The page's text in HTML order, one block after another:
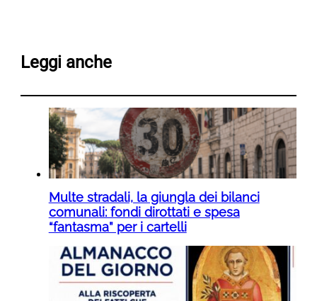
Leggi anche
Multe stradali, la giungla dei bilanci
comunali: fondi dirottati e spesa
“fantasma” per i cartelli